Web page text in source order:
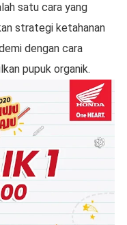
satu cara yang
strategi ketahanan
dengan cara
pupuk organik.